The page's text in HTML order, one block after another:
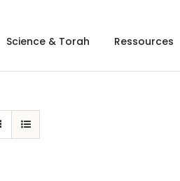
Science & Torah Ressources